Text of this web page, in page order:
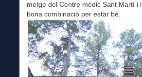
metge del Centre mèdic Sant Martí i
bona combinació per estar bé.